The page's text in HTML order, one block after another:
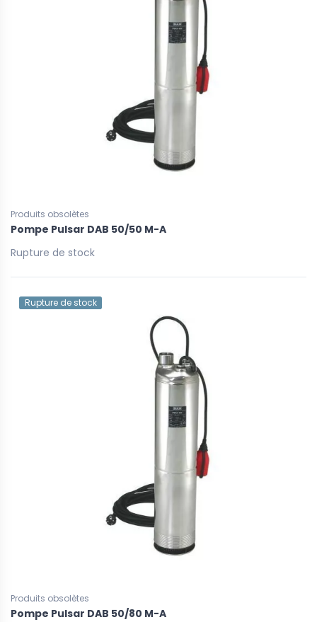
Produits obsolètes
Pompe Pulsar DAB 50/50 M-A
Rupture de stock
Rupture de stock
Produits obsolètes
Pompe Pulsar DAB 50/80 M-A